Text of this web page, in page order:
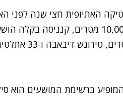
האתיופית חצי שנה לפני
ו-10,000
ברשימת המושעים הוא